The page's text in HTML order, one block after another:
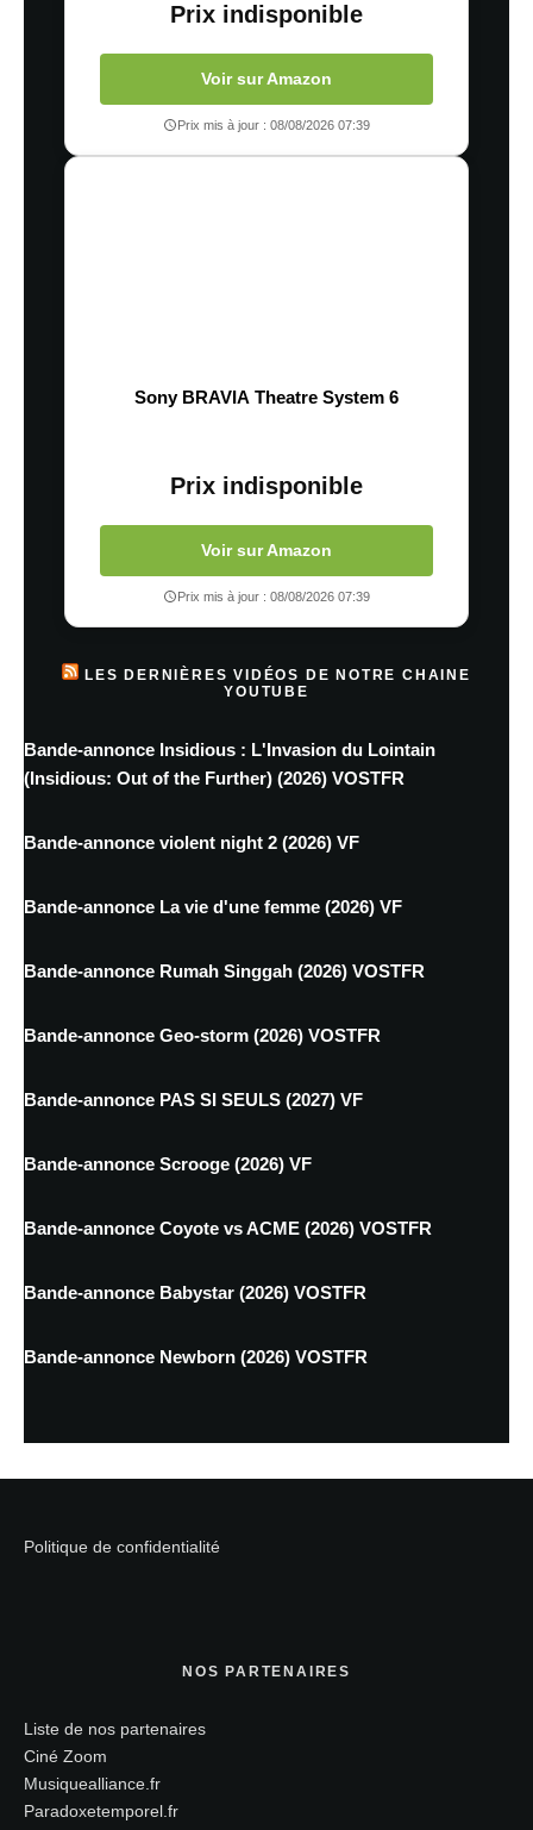
Prix indisponible
Voir sur Amazon
Prix mis à jour : 08/08/2026 07:39
Sony BRAVIA Theatre System 6
Prix indisponible
Voir sur Amazon
Prix mis à jour : 08/08/2026 07:39
LES DERNIÈRES VIDÉOS DE NOTRE CHAINE
YOUTUBE
Bande-annonce Insidious : L'Invasion du Lointain
(Insidious: Out of the Further) (2026) VOSTFR
Bande-annonce violent night 2 (2026) VF
Bande-annonce La vie d'une femme (2026) VF
Bande-annonce Rumah Singgah (2026) VOSTFR
Bande-annonce Geo-storm (2026) VOSTFR
Bande-annonce PAS SI SEULS (2027) VF
Bande-annonce Scrooge (2026) VF
Bande-annonce Coyote vs ACME (2026) VOSTFR
Bande-annonce Babystar (2026) VOSTFR
Bande-annonce Newborn (2026) VOSTFR
Politique de confidentialité
NOS PARTENAIRES
Liste de nos partenaires
Ciné Zoom
Musiquealliance.fr
Paradoxetemporel.fr